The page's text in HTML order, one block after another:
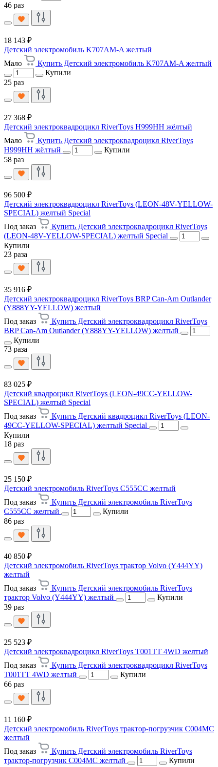
46 раз
18 143 ₽
Детский электромобиль K707AM-A желтый
Мало
Купить Детский электромобиль K707AM-A желтый
Купили
25 раз
27 368 ₽
Детский электроквадроцикл RiverToys H999HH жёлтый
Мало
Купить Детский электроквадроцикл RiverToys
H999HH жёлтый
Купили
58 раз
96 500 ₽
Детский электроквадроцикл RiverToys (LEON-48V-YELLOW-
SPECIAL) желтый Special
Под заказ
Купить Детский электроквадроцикл RiverToys
(LEON-48V-YELLOW-SPECIAL) желтый Special
Купили
23 раза
35 916 ₽
Детский электроквадроцикл RiverToys BRP Can-Am Outlander
(Y888YY-YELLOW) желтый
Под заказ
Купить Детский электроквадроцикл RiverToys
BRP Can-Am Outlander (Y888YY-YELLOW) желтый
Купили
73 раза
83 025 ₽
Детский квадроцикл RiverToys (LEON-49CC-YELLOW-
SPECIAL) желтый Special
Под заказ
Купить Детский квадроцикл RiverToys (LEON-
49CC-YELLOW-SPECIAL) желтый Special
Купили
18 раз
25 150 ₽
Детский электромобиль RiverToys C555CC желтый
Под заказ
Купить Детский электромобиль RiverToys
C555CC желтый
Купили
86 раз
40 850 ₽
Детский электромобиль RiverToys трактор Volvo (Y444YY)
желтый
Под заказ
Купить Детский электромобиль RiverToys
трактор Volvo (Y444YY) желтый
Купили
39 раз
25 523 ₽
Детский электроквадроцикл RiverToys T001TT 4WD желтый
Под заказ
Купить Детский электроквадроцикл RiverToys
T001TT 4WD желтый
Купили
66 раз
11 160 ₽
Детский электромобиль RiverToys трактор-погрузчик C004MC
желтый
Под заказ
Купить Детский электромобиль RiverToys
трактор-погрузчик C004MC желтый
Купили